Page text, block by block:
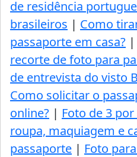
de residência
brasileiros | Como
passaporte em casa? |
recorte de foto para
de entrevista do visto
Como solicitar o
online? | Foto de 3 por
roupa, maquiagem e
passaporte | Foto